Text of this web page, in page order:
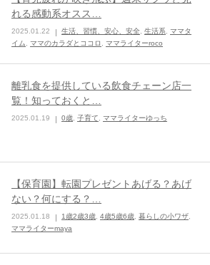
れる感動系オスス…
2025.01.22 生活、習慣、安心、安全 生活系
ママタ
イム
ママのカラダとココロ ママライターroco
離乳食を提供している飲食チェーン店一
覧！知っておくと…
2025.01.19 0歳 子育て ママライターゆっち
【保育園】転園プレゼントあげる？あげ
ない？何にする？…
2025.01.18 1歳2歳3歳, 4歳5歳6歳, 暮らしの小ワザ,
ママライターmaya